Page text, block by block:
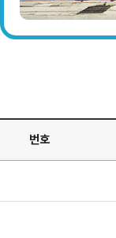
번호